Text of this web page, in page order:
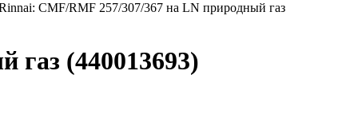
CMF/RMF 257/307/367 на LN природный газ
(440013693)